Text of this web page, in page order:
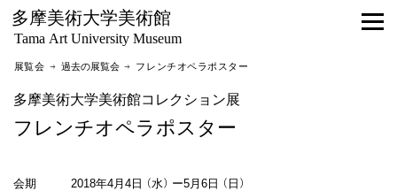
多摩美術大学美術館
Tama Art University Museum
展覧会 → 過去の展覧会→ フレンチオペラポスター
多摩美術大学美術館コレクション展
フレンチオペラポスター
会期 2018年4月4日（水）ー5月6日（日）